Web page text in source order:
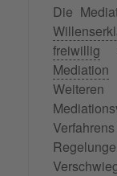
Die
freiwillig
Mediation